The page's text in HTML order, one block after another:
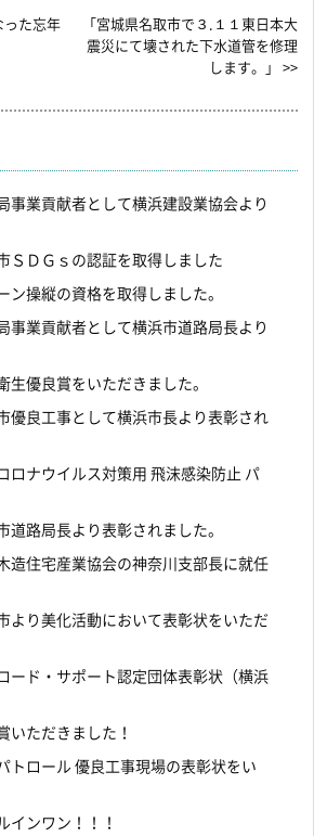
った忘年
「宮城県名取市で３.１１東日本大
震災にて壊された下水道管を修理
します。」 >>
事業貢献者として横浜建設業協会より
ＳＤＧｓの認証を取得しました
ン操縦の資格を取得しました。
事業貢献者として横浜市道路局長より
生優良賞をいただきました。
優良工事として横浜市長より表彰され
ロナウイルス対策用 飛沫感染防止 パ
道路局長より表彰されました。
造住宅産業協会の神奈川支部長に就任
より美化活動において表彰状をいただ
ード・サポート認定団体表彰状（横浜
いただきました！
トロール 優良工事現場の表彰状をい
インワン！！！